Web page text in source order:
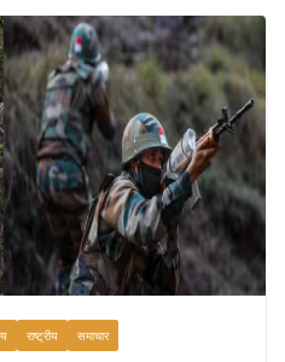
राष्ट्रीय समाचार